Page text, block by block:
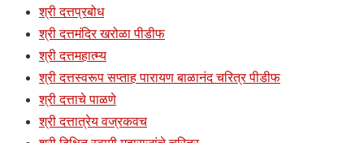
श्री दत्तप्रबोध
श्री दत्तमंदिर खरोळा पीडीफ
श्री दत्तमहात्म्य
श्री दत्तस्वरूप सप्ताह पारायण बाळानंद चरित्र पीडीफ
श्री दत्ताचे पाळणे
श्री दत्तात्रेय वज्रकवच